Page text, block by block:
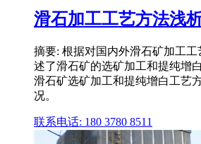
滑石加工工艺方法浅
摘要: 根据对国内外滑石矿加工工
述了滑石矿的选矿加工和提纯增
滑石矿选矿加工和提纯增白工艺
况。
联系电话: 180 3780 8511